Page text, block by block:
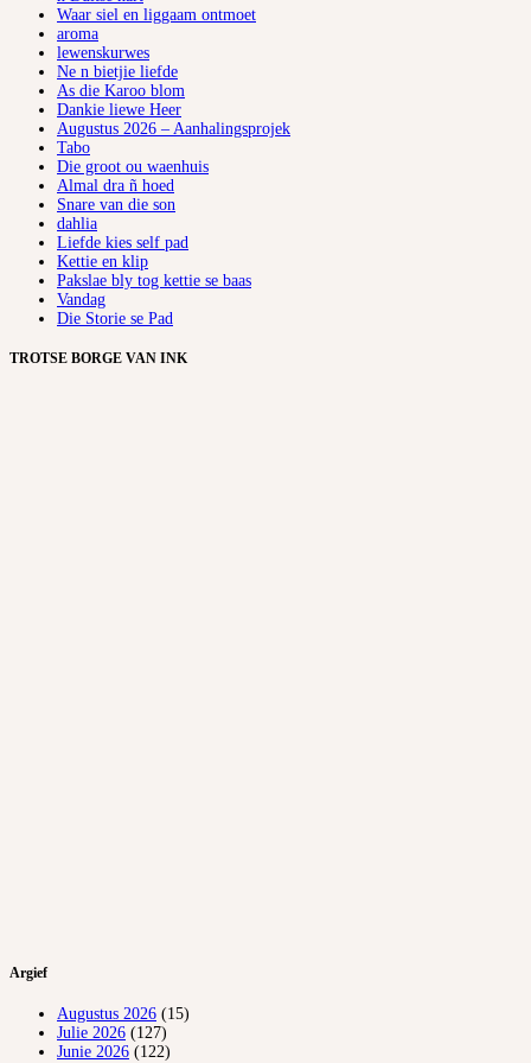
Waar siel en liggaam ontmoet
aroma
lewenskurwes
Ne n bietjie liefde
As die Karoo blom
Dankie liewe Heer
Augustus 2026 – Aanhalingsprojek
Tabo
Die groot ou waenhuis
Almal dra ñ hoed
Snare van die son
dahlia
Liefde kies self pad
Kettie en klip
Pakslae bly tog kettie se baas
Vandag
Die Storie se Pad
TROTSE BORGE VAN INK
Argief
Augustus 2026 (15)
Julie 2026 (127)
Junie 2026 (122)